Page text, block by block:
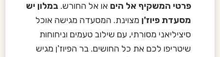
פרטי המשקיף אל הים או אל החורש. במלון יש
מסעדת פיוז'ן מצוינת. המסעדה מגישה אוכל
סיציליאני מסורתי, עם שילוב טעמים וניחוחות
שיטריפו לכם את כל החושים. בר הפיוז'ן מגיש